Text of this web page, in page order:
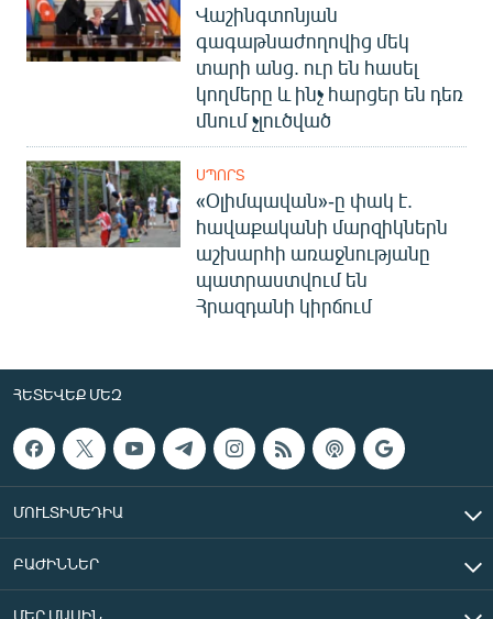
Վաշինգտոնյան
գագաթնաժողովից մեկ
տարի անց. ուր են հասել
կողմերը և ինչ հարցեր են դեռ
մնում չլուծված
ՍՊՈՐՏ
«Օլիմպավան»-ը փակ է.
հավաքականի մարզիկներն
աշխարհի առաջնությանը
պատրաստվում են
Հրազդանի կիրճում
ՀԵՏԵՎԵՔ ՄԵԶ
ՄՈՒԼՏԻՄԵԴԻԱ
ԲԱԺԻՆՆԵՐ